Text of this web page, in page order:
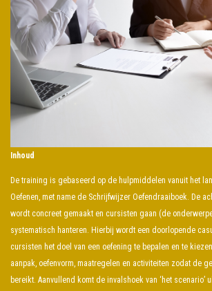
Inhoud
De training is gebaseerd op de hulpmiddelen vanuit het
Oefenen, met name de Schrijfwijzer Oefendraaiboek. De
wordt concreet gemaakt en cursisten gaan (de
systematisch hanteren. Hierbij wordt een doorlopende
cursisten het doel van een oefening te bepalen en te
aanpak, oefenvorm, maatregelen en activiteiten zodat de
bereikt. Aanvullend komt de invalshoek van ‘het scenario’